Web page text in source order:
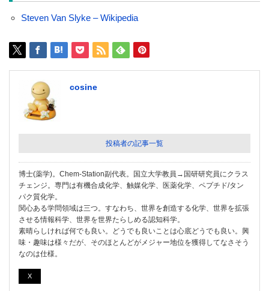
Steven Van Slyke – Wikipedia
cosine
投稿者の記事一覧
博士(薬学)。Chem-Station副代表。国立大学教員→国研研究員にクラス
チェンジ。専門は有機合成化学、触媒化学、医薬化学、ペプチド/タン
パク質化学。
関心ある学問領域は三つ。すなわち、世界を創造する化学、世界を拡張
させる情報科学、世界を世界たらしめる認知科学。
素晴らしければ何でも良い。どうでも良いことは心底どうでも良い。興
味・趣味は様々だが、そのほとんどがメジャー地位を獲得してなさそう
なのは仕様。
X